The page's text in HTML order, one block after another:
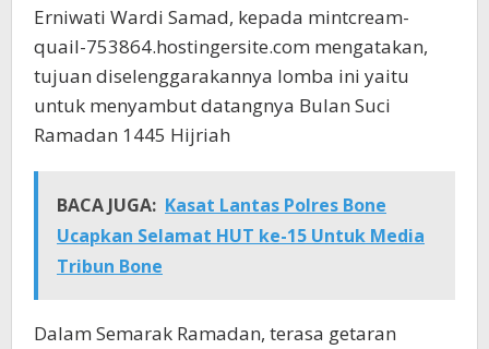
Erniwati Wardi Samad, kepada mintcream-
quail-753864.hostingersite.com mengatakan,
tujuan diselenggarakannya lomba ini yaitu
untuk menyambut datangnya Bulan Suci
Ramadan 1445 Hijriah
BACA JUGA: Kasat Lantas Polres Bone
Ucapkan Selamat HUT ke-15 Untuk Media
Tribun Bone
Dalam Semarak Ramadan, terasa getaran